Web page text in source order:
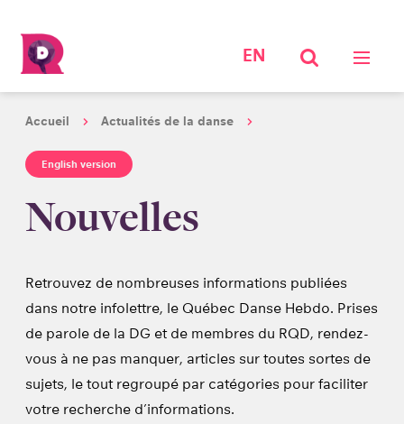
EN
Accueil Actualités de la danse
English version
Nouvelles
Retrouvez de nombreuses informations publiées
dans notre infolettre, le Québec Danse Hebdo. Prises
de parole de la DG et de membres du RQD, rendez-
vous à ne pas manquer, articles sur toutes sortes de
sujets, le tout regroupé par catégories pour faciliter
votre recherche d’informations.